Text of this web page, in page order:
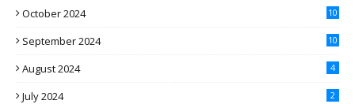
October 2024 10
September 2024 10
August 2024 4
July 2024 2